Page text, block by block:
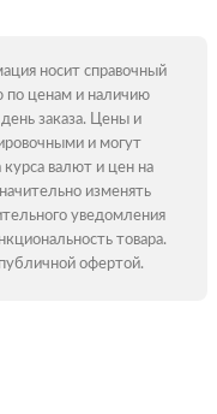
носит справочный
по ценам и наличию
заказа. Цены и
и могут
курса валют и цен на
изменять
уведомления
товара.
офертой.